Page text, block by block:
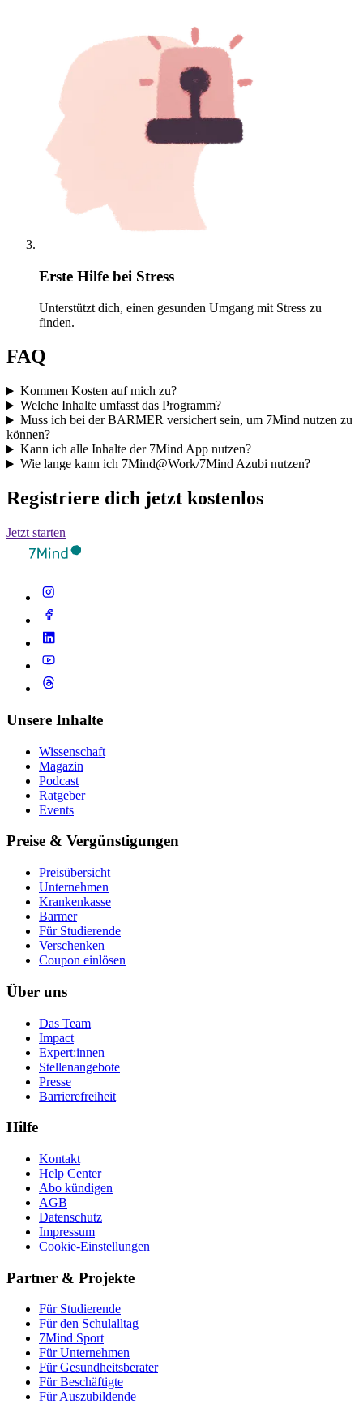
Erste Hilfe bei Stress
Unterstützt dich, einen gesunden Umgang mit Stress zu
finden.
FAQ
Kommen Kosten auf mich zu?
Welche Inhalte umfasst das Programm?
Muss ich bei der BARMER versichert sein, um 7Mind nutzen zu
können?
Kann ich alle Inhalte der 7Mind App nutzen?
Wie lange kann ich 7Mind@Work/7Mind Azubi nutzen?
Registriere dich jetzt kostenlos
Jetzt starten
Unsere Inhalte
Wissenschaft
Magazin
Podcast
Ratgeber
Events
Preise & Vergünstigungen
Preisübersicht
Unternehmen
Krankenkasse
Barmer
Für Studierende
Ver­schen­ken
Coupon einlösen
Über uns
Das Team
Impact
Expert:innen
Stellenangebote
Presse
Barrierefreiheit
Hilfe
Kontakt
Help Center
Abo kündigen
AGB
Datenschutz
Impressum
Cookie-Einstellungen
Partner & Projekte
Für Stu­die­rende
Für den Schulalltag
7Mind Sport
Für Unter­neh­men
Für Gesund­heits­be­ra­ter
Für Beschäftigte
Für Auszubildende